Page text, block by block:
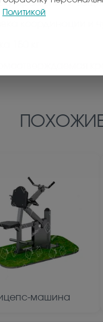
вращения и
координации и
150 кг
машина
Политикой